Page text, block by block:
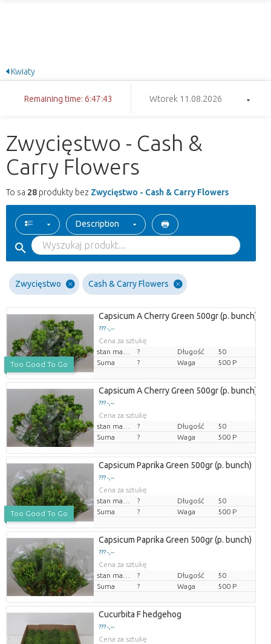
Kwiaty
Remaining time: 6:47:42 Wtorek 11.08.2026
Zwycięstwo - Cash &
Carry Flowers
To sa 28 produkty bez Zwycięstwo - Cash & Carry Flowers
Description
Zwycięstwo Cash & Carry Flowers
Too Good To Go
Capsicum A Cherry Green 500gr (p. bunch)
??? -,--
Cena za sztukę
? Długość
50
Suma
? Waga 500 P
Capsicum A Cherry Green 500gr (p. bunch)
??? -,--
Cena za sztukę
? Długość
50
Suma
? Waga 500 P
Too Good To Go
Capsicum Paprika Green 500gr (p. bunch)
??? -,--
Cena za sztukę
? Długość
50
Suma
? Waga 500 P
Capsicum Paprika Green 500gr (p. bunch)
??? -,--
Cena za sztukę
? Długość
50
Suma
? Waga 500 P
Cucurbita F hedgehog
??? -,--
Cena za sztukę